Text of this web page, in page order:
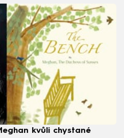
kvůli chystané